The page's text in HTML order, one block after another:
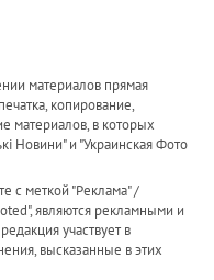
материалов прямая
копирование,
материалов, в которых
Новини" и "Украинская Фото
с меткой "Реклама" /
являются рекламными и
участвует в
высказанные в этих